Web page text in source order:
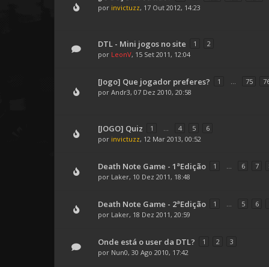
por invictuzz, 17 Out 2012, 14:23
DTL - Mini jogos no site 1
2
por LeonV, 15 Set 2011, 12:04
[Jogo] Que jogador preferes? 1 ... 75
por Andr3, 07 Dez 2010, 20:58
[JOGO] Quiz 1 ... 4 5
6
por invictuzz, 12 Mar 2013, 00:52
Death Note Game - 1ªEdição 1 ... 6 7
por Laker, 10 Dez 2011, 18:48
Death Note Game - 2ªEdição 1 ... 5 6
por Laker, 18 Dez 2011, 20:59
Onde está o user da DTL? 1 2
3
por Nun0, 30 Ago 2010, 17:42